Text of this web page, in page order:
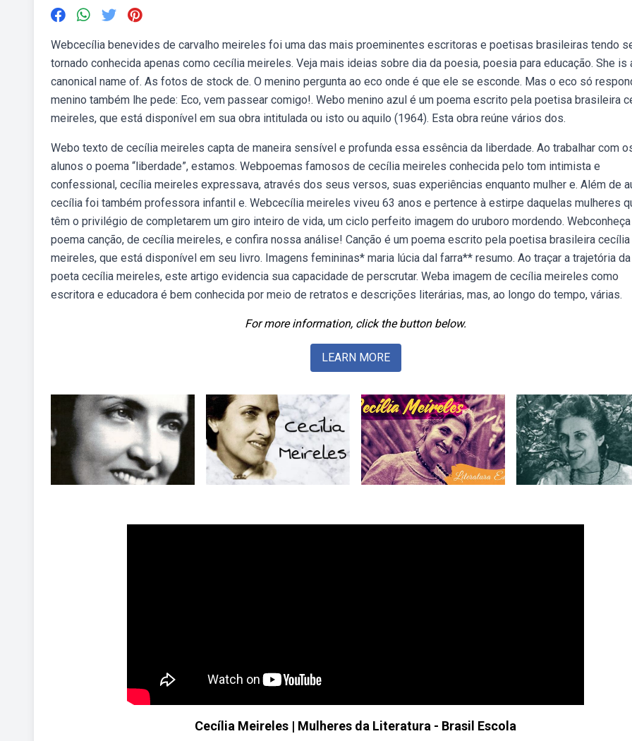
Webcecília benevides de carvalho meireles foi uma das mais proeminentes escritoras e poetisas brasileiras tendo
tornado conhecida apenas como cecília meireles. Veja mais ideias sobre dia da poesia, poesia para educação. She is
canonical name of. As fotos de stock de. O menino pergunta ao eco onde é que ele se esconde. Mas o eco só
menino também lhe pede: Eco, vem passear comigo!. Webo menino azul é um poema escrito pela poetisa brasileira
meireles, que está disponível em sua obra intitulada ou isto ou aquilo (1964). Esta obra reúne vários dos.
Webo texto de cecília meireles capta de maneira sensível e profunda essa essência da liberdade. Ao trabalhar com
alunos o poema “liberdade”, estamos. Webpoemas famosos de cecília meireles conhecida pelo tom intimista e
confessional, cecília meireles expressava, através dos seus versos, suas experiências enquanto mulher e. Além de
cecília foi também professora infantil e. Webcecília meireles viveu 63 anos e pertence à estirpe daquelas mulheres
têm o privilégio de completarem um giro inteiro de vida, um ciclo perfeito imagem do uruboro mordendo.
poema canção, de cecília meireles, e confira nossa análise! Canção é um poema escrito pela poetisa brasileira cecília
meireles, que está disponível em seu livro. Imagens femininas* maria lúcia dal farra** resumo. Ao traçar a trajetória da
poeta cecília meireles, este artigo evidencia sua capacidade de perscrutar. Weba imagem de cecília meireles como
escritora e educadora é bem conhecida por meio de retratos e descrições literárias, mas, ao longo do tempo, várias.
For more information, click the button below.
LEARN MORE
Cecília Meireles | Mulheres da Literatura - Brasil Escola